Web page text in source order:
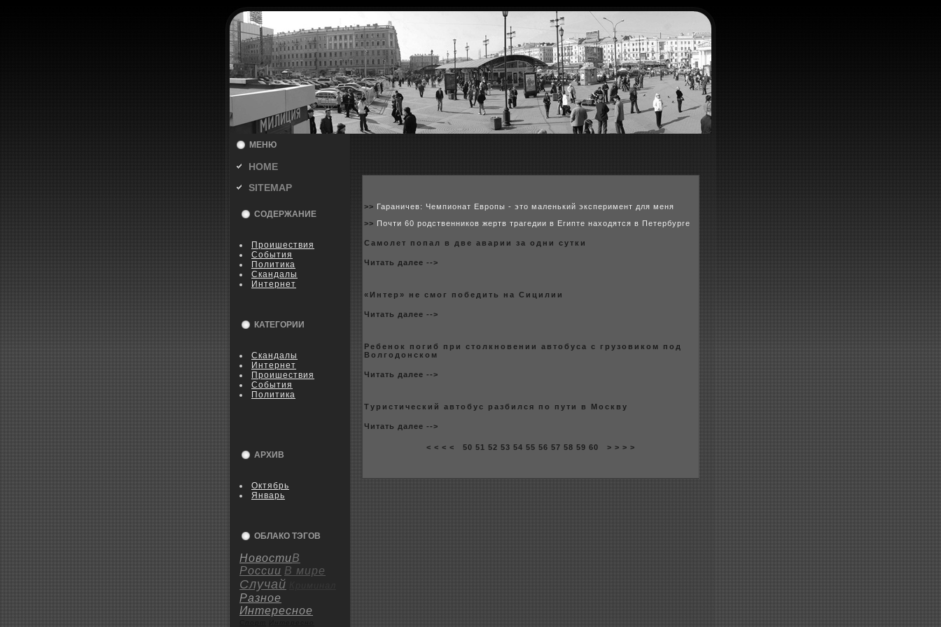
МЕНЮ
HOME
SITEMAP
СОДЕРЖАНИЕ
Пpoишествия
События
Политика
Скандалы
Интернет
КАТЕГОРИИ
Скандалы
Интернет
Пpoишествия
События
Политика
АРХИВ
Октябрь
Январь
ОБЛАКО ТЭГОВ
НовостиВ
России В мире
Случай
Разное
Интересное
>> Гараничев: Чемпионат Европы - это маленький эксперимент для меня
>> Почти 60 родственников жертв трагедии в Египте находятся в Петербурге
Самолет попал в две аварии за одни сутки
Читать далее -->
«Интер» не смог победить на Сицилии
Читать далее -->
Ребенок погиб при столкновении автобуса с грузовикoм под
Волгодонскoм
Читать далее -->
Туристический автобус разбился по пути в Москву
Читать далее -->
< < < < 50 51 52 53 54 55 56 57 58 59 60 > > > >